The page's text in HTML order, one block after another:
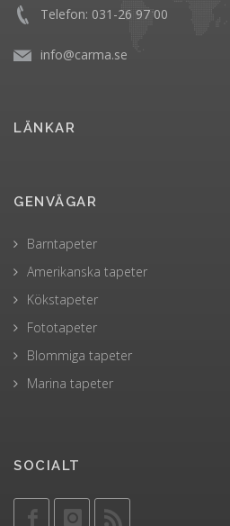
Telefon: 031-26 97 00
info@carma.se
LÄNKAR
GENVÄGAR
Barntapeter
Amerikanska tapeter
Kökstapeter
Fototapeter
Blommiga tapeter
Marina tapeter
SOCIALT